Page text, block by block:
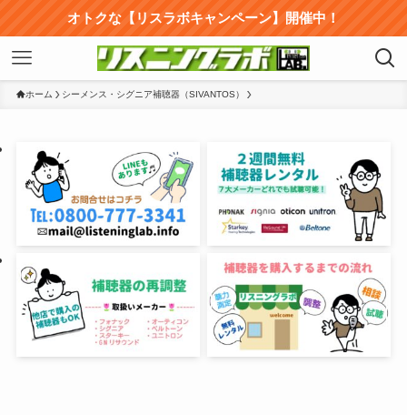
オトクな【リスラボキャンペーン】開催中！
ホーム シーメンス・シグニア補聴器（SIVANTOS）